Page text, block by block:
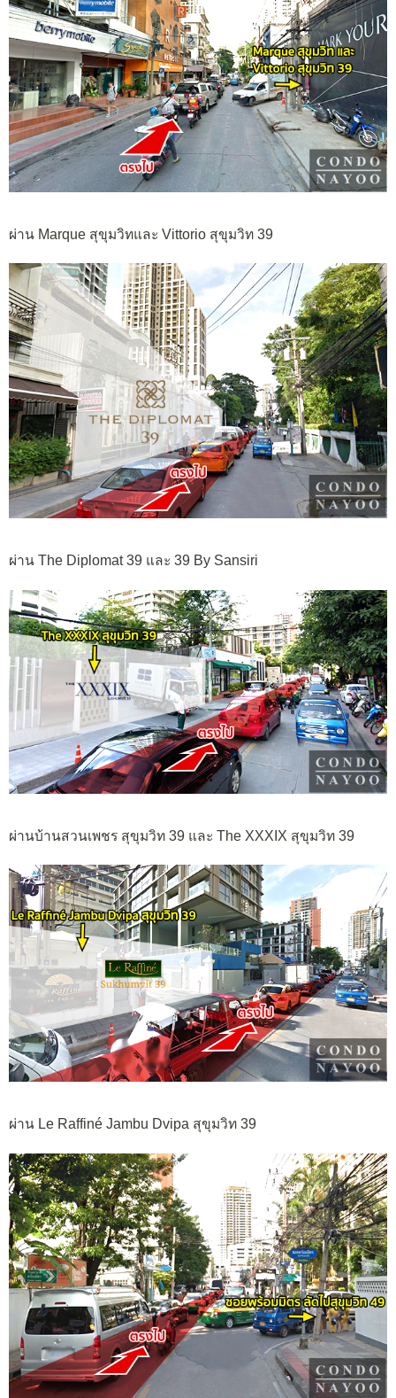
ผ่าน Marque สุขุมวิทและ Vittorio สุขุมวิท 39
ผ่าน The Diplomat 39 และ 39 By Sansiri
ผ่านบ้านสวนเพชร สุขุมวิท 39 และ The XXXIX สุขุมวิท 39
ผ่าน Le Raffiné Jambu Dvipa สุขุมวิท 39